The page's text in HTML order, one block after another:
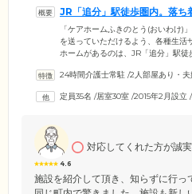
JR「追分」駅徒歩圏内。落ち
ことができます
「ケアホームふきのとう(おいわけ)
を送っていただけるよう、各種生活
ホームがあるのは、JR「追分」駅
ご友人様もお気軽にお越しいただけ
に応じてご入浴・お食事・排せつの
24時間介護士常駐 /2人部屋あり・
定員35名 /居室30室 /2015年2月設立 /
4.6
対応してくれた方が誠
施設を紹介して頂き、知らずに行っ